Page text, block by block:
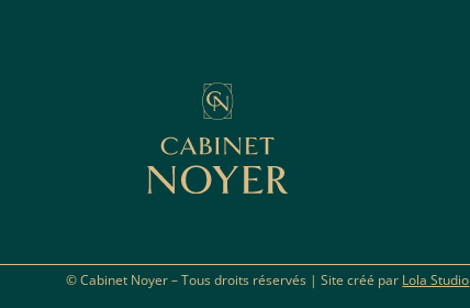
© Cabinet Noyer – Tous droits réservés | Site créé par Lola Studio